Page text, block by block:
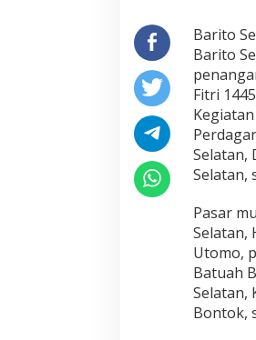
m
b
u
t
I
d
u
l
F
i
r
1
4
4
5
H
Barito
Barito
Fitri
Selatan,
Selatan,
Pasar
Selatan,
Utomo,
Batuah
Selatan,
Bontok,